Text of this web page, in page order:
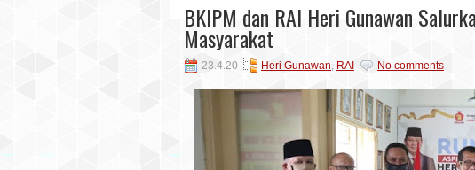
BKIPM dan RAI Heri Gunawan
Masyarakat
23.4.20 Heri Gunawan, RAI No comments